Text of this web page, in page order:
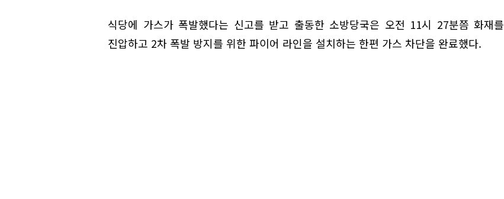
식당에 가스가 폭발했다는 신고를 받고 출동한 소방당국은 오전 11시 27분쯤 화재를
진압하고 2차 폭발 방지를 위한 파이어 라인을 설치하는 한편 가스 차단을 완료했다.